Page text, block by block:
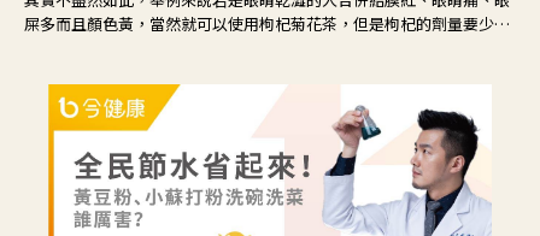
屎多而且顏色黃，當然就可以使用枸杞菊花茶，但是枸杞的劑量要少，
候就要使用菊花、金銀花來治療；假如單純的眼睛乾澀，結膜沒有紅，
眼睛周圍沒有眼屎，這種情況是屬於「陰虛」，就可以使用枸杞、蓮
藕、麥門冬、山藥等比較滋潤的藥材，效果就更顯著。